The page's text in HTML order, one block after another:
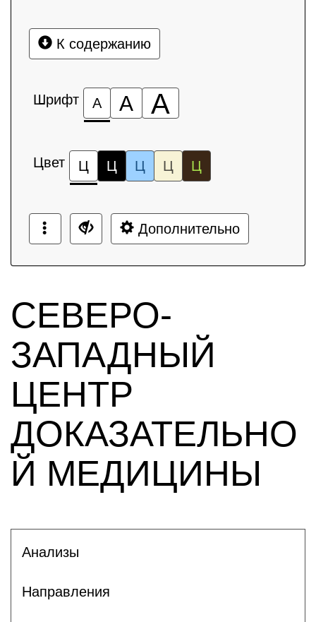
К содержанию
Шрифт А А А
Цвет Ц Ц Ц Ц Ц
Дополнительно
СЕВЕРО-
ЗАПАДНЫЙ
ЦЕНТР
ДОКАЗАТЕЛЬНО
Й МЕДИЦИНЫ
Анализы
Направления